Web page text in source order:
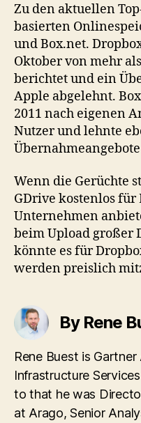
Zu den aktuellen
basierten
und Box.net.
Oktober von mehr
berichtet und ein
Apple abgelehnt.
2011 nach eigenen
Nutzer und lehnte
Wenn die Gerüchte
GDrive kostenlos
Unternehmen
beim Upload großer
könnte es für
werden preislich
By Rene
Rene Buest is
Infrastructure
to that he was
at Arago, Senior